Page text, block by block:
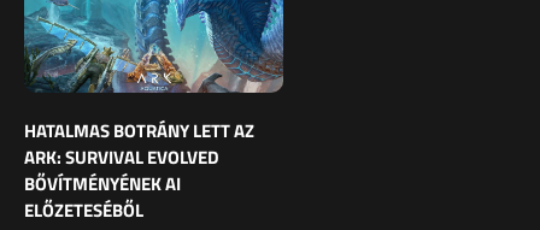
HATALMAS BOTRÁNY LETT AZ
ARK: SURVIVAL EVOLVED
BŐVÍTMÉNYÉNEK AI
ELŐZETESÉBŐL